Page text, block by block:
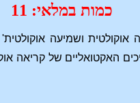
כמות במלאי: 11
ושמיעה
האקטואליים של קריאה